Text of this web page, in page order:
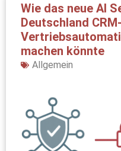
Wie das neue AI
Deutschland
machen könnte
Allgemein